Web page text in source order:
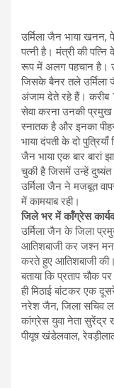
उर्मिला जैन भाया खनन,
पत्नी है। मंत्री की
रूप में अलग पहचान है।
जिसके बैनर तले उर्मिला
अंजाम देते रहे हैं। करीब
सेवा करना उनकी प्रमुख
स्नातक है और इनका
भाया दंपती के दो
जैन भाया एक बार बारां
चुकी है जिसमें उन्हें
उर्मिला जैन ने मजबूत
में कामयाब रही।
जिले भर में कॉंग्रेस
उर्मिला जैन के जिला
आतिशबाजी कर जश्न
करते हुए आतिशबाजी
बताया कि प्रताप चौक
ही मिठाई बांटकर एक
नरेश जैन, जिला सचिव
कांग्रेस युवा नेता सुरेंद्र
पीयूष खंडेलवाल,